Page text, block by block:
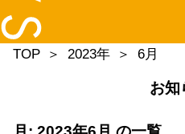
TOP 2023年 6月
お知